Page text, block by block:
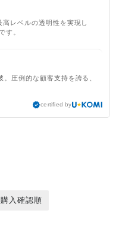
レベルの透明性を実現し
す。
圧倒的な顧客支持を誇る、
certified by
購入確認順